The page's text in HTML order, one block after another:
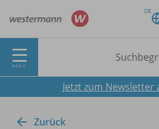
DE
MENÜ
Jetzt zum Newsletter
Zurück